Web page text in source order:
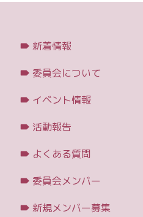
新着情報
委員会について
イベント情報
活動報告
よくある質問
委員会メンバー
新規メンバー募集